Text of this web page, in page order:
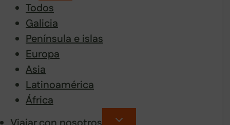
Todos
Galicia
Península e islas
Europa
Asia
Latinoamérica
África